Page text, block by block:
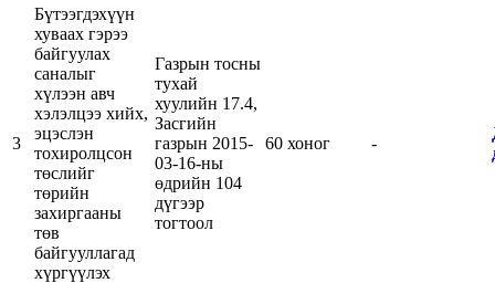
3
Бүтээгдэхүүн
хуваах гэрээ
байгуулах
саналыг
хүлээн авч
хэлэлцээ хийх,
эцэслэн
тохиролцсон
төслийг
төрийн
захиргааны
төв
байгууллагад
хүргүүлэх
Газрын тосны
тухай
хуулийн 17.4,
Засгийн
газрын 2015-
03-16-ны
өдрийн 104
дүгээр
тогтоол
60 хоног -